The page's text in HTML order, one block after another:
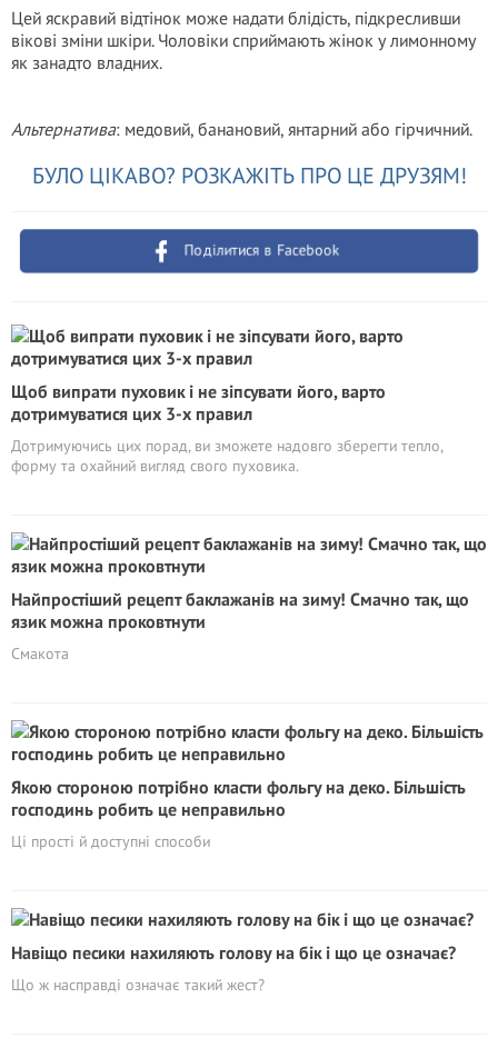
Цей яскравий відтінок може надати блідість, підкресливши
вікові зміни шкіри. Чоловіки сприймають жінок у лимонному
як занадто владних.
Альтернатива: медовий, банановий, янтарний або гірчичний.
БУЛО ЦІКАВО? РОЗКАЖІТЬ ПРО ЦЕ ДРУЗЯМ!
Поділитися в Facebook
Щоб випрати пуховик і не зіпсувати його, варто
дотримуватися цих 3-х правил
Дотримуючись цих порад, ви зможете надовго зберегти тепло,
форму та охайний вигляд свого пуховика.
Найпростіший рецепт баклажанів на зиму! Смачно так, що
язик можна проковтнути
Смакота
Якою стороною потрібно класти фольгу на деко. Більшість
господинь робить це неправильно
Ці прості й доступні способи
Навіщо песики нахиляють голову на бік і що це означає?
Що ж насправді означає такий жест?